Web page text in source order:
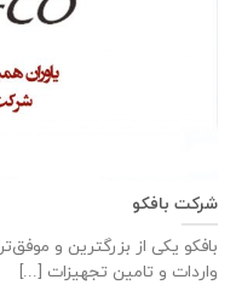
شرکت بافکو
بافکو یکی از بزرگترین و
واردات و تامین تجهیزات [...]